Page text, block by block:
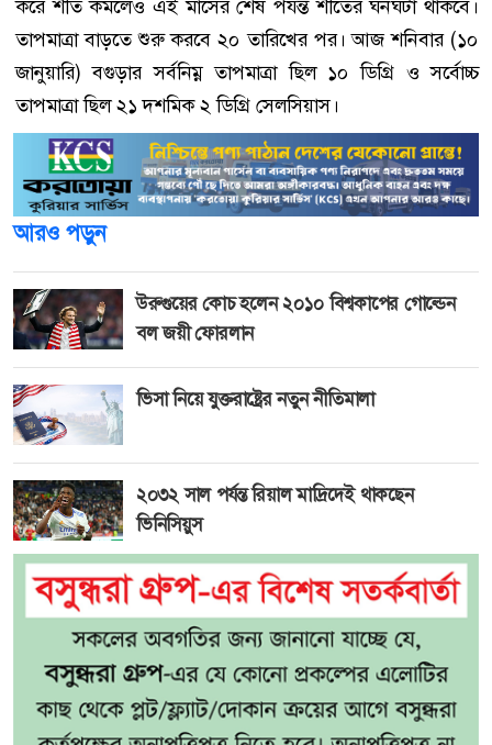
করে শীত কমলেও এই মাসের শেষ পর্যন্ত শীতের ঘনঘটা থাকবে।
তাপমাত্রা বাড়তে শুরু করবে ২০ তারিখের পর। আজ শনিবার (১০
জানুয়ারি) বগুড়ার সর্বনিম্ন তাপমাত্রা ছিল ১০ ডিগ্রি ও সর্বোচ্চ
তাপমাত্রা ছিল ২১ দশমিক ২ ডিগ্রি সেলসিয়াস।
আরও পড়ুন
উরুগুয়ের কোচ হলেন ২০১০ বিশ্বকাপের গোল্ডেন
বল জয়ী ফোরলান
ভিসা নিয়ে যুক্তরাষ্ট্রের নতুন নীতিমালা
২০৩২ সাল পর্যন্ত রিয়াল মাদ্রিদেই থাকছেন
ভিনিসিয়ুস